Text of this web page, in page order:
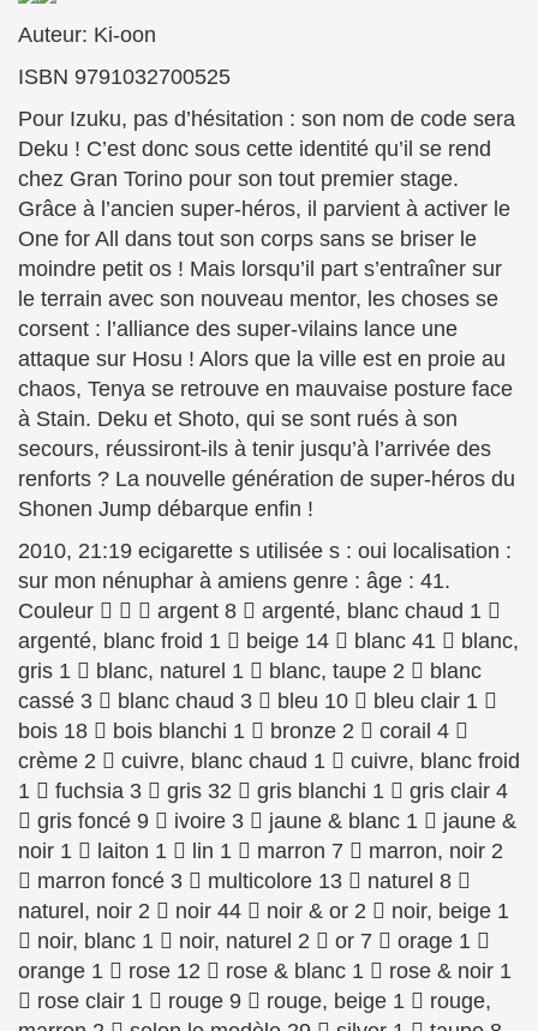
Auteur: Ki-oon
ISBN 9791032700525
Pour Izuku, pas d’hésitation : son nom de code sera
Deku ! C’est donc sous cette identité qu’il se rend
chez Gran Torino pour son tout premier stage.
Grâce à l’ancien super-héros, il parvient à activer le
One for All dans tout son corps sans se briser le
moindre petit os ! Mais lorsqu’il part s’entraîner sur
le terrain avec son nouveau mentor, les choses se
corsent : l’alliance des super-vilains lance une
attaque sur Hosu ! Alors que la ville est en proie au
chaos, Tenya se retrouve en mauvaise posture face
à Stain. Deku et Shoto, qui se sont rués à son
secours, réussiront-ils à tenir jusqu’à l’arrivée des
renforts ? La nouvelle génération de super-héros du
Shonen Jump débarque enfin !
2010, 21:19 ecigarette s utilisée s : oui localisation :
sur mon nénuphar à amiens genre : âge : 41.
Couleur    argent 8  argenté, blanc chaud 1 
argenté, blanc froid 1  beige 14  blanc 41  blanc,
gris 1  blanc, naturel 1  blanc, taupe 2  blanc
cassé 3  blanc chaud 3  bleu 10  bleu clair 1 
bois 18  bois blanchi 1  bronze 2  corail 4 
crème 2  cuivre, blanc chaud 1  cuivre, blanc froid
1  fuchsia 3  gris 32  gris blanchi 1  gris clair 4
 gris foncé 9  ivoire 3  jaune & blanc 1  jaune &
noir 1  laiton 1  lin 1  marron 7  marron, noir 2
 marron foncé 3  multicolore 13  naturel 8 
naturel, noir 2  noir 44  noir & or 2  noir, beige 1
 noir, blanc 1  noir, naturel 2  or 7  orage 1 
orange 1  rose 12  rose & blanc 1  rose & noir 1
 rose clair 1  rouge 9  rouge, beige 1  rouge,